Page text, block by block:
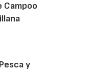
Campoo
y